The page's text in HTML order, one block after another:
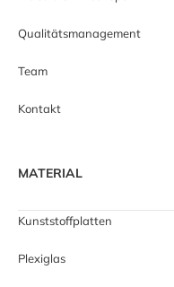
Qualitätsmanagement
Team
Kontakt
MATERIAL
Kunststoffplatten
Plexiglas